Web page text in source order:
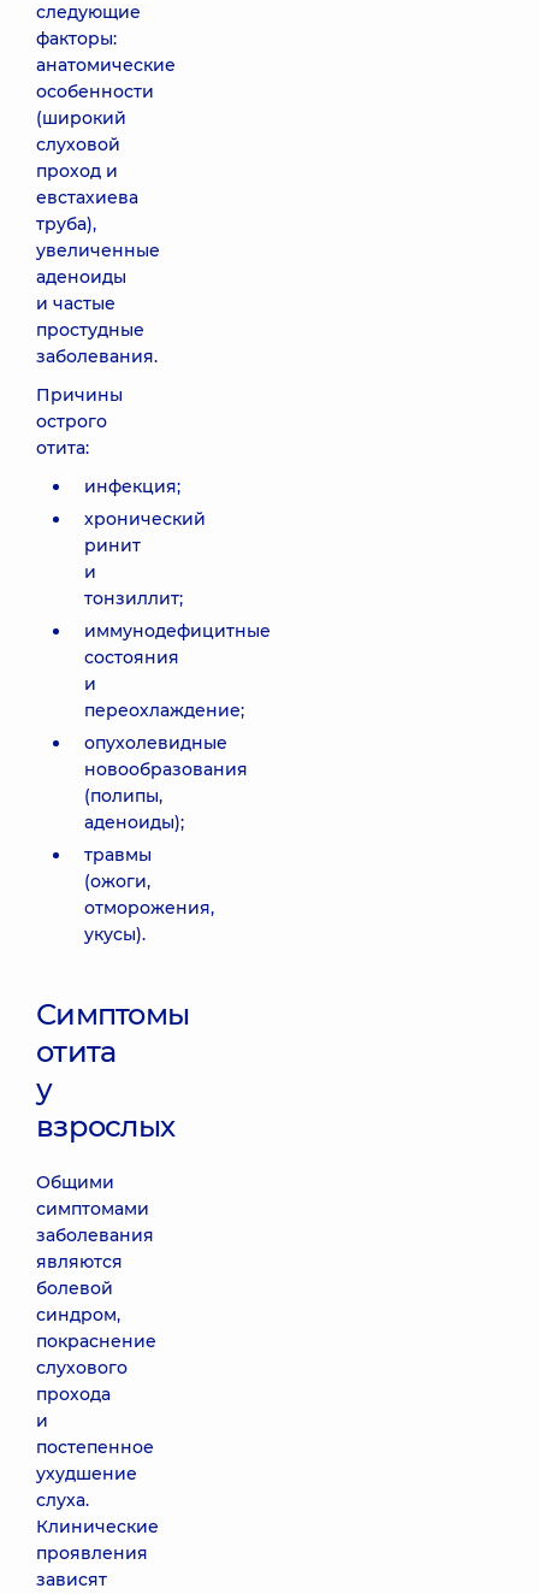
следующие
факторы:
анатомические
особенности
(широкий
слуховой
проход и
евстахиева
труба),
увеличенные
аденоиды
и частые
простудные
заболевания.
Причины
острого
отита:
инфекция;
хронический
ринит
и
тонзиллит;
иммунодефицитные
состояния
и
переохлаждение;
опухолевидные
новообразования
(полипы,
аденоиды);
травмы
(ожоги,
отморожения,
укусы).
Симптомы
отита
у
взрослых
Общими
симптомами
заболевания
являются
болевой
синдром,
покраснение
слухового
прохода
и
постепенное
ухудшение
слуха.
Клинические
проявления
зависят